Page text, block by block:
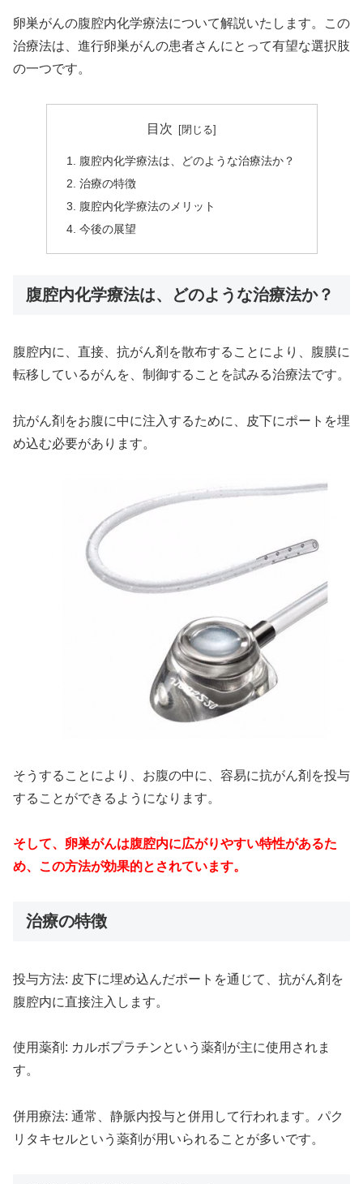
卵巣がんの腹腔内化学療法について解説いたします。この
治療法は、進行卵巣がんの患者さんにとって有望な選択肢
の一つです。
目次
腹腔内化学療法は、どのような治療法か？
治療の特徴
腹腔内化学療法のメリット
今後の展望
腹腔内化学療法は、どのような治療法か？
腹腔内に、直接、抗がん剤を散布することにより、腹膜に
転移しているがんを、制御することを試みる治療法です。
抗がん剤をお腹に中に注入するために、皮下にポートを埋
め込む必要があります。
そうすることにより、お腹の中に、容易に抗がん剤を投与
することができるようになります。
そして、 卵巣がんは腹腔内に広がりやすい特性があるた
め、この方法が効果的とされています。
治療の特徴
投与方法: 皮下に埋め込んだポートを通じて、抗がん剤を
腹腔内に直接注入します。
使用薬剤: カルボプラチンという薬剤が主に使用されま
す。
併用療法: 通常、静脈内投与と併用して行われます。パク
リタキセルという薬剤が用いられることが多いです。